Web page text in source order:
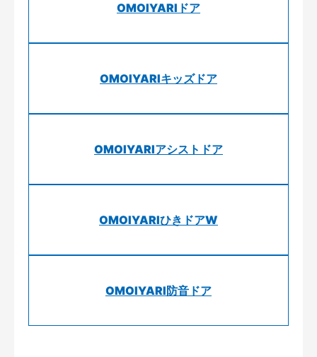
OMOIYARIドア
OMOIYARIキッズドア
OMOIYARIアシストドア
OMOIYARIひきドアW
OMOIYARI防音ドア